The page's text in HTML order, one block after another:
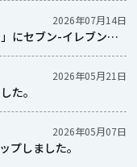
にセブン-イレブンを
2026年07月14日
た。
2026年05月21日
しました。
2026年05月07日